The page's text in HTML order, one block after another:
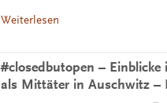
Weiterlesen
#closedbutopen –
als Mittäter in Auschwitz –